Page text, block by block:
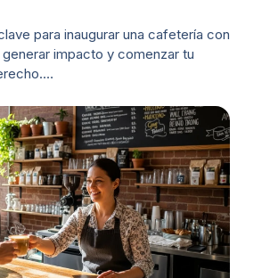
para inaugurar una cafetería con
impacto y comenzar tu